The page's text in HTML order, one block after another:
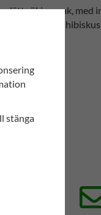
lätt rökig smak, med
rosblad,
stänga